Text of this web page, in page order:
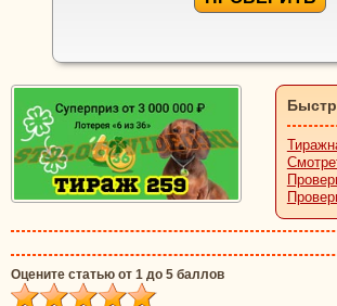
Оцените статью от 1 до 5 баллов